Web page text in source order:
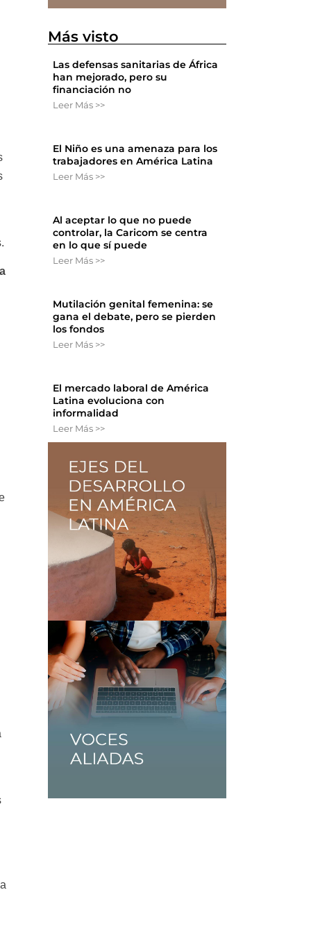
Más visto
Las defensas sanitarias de África
han mejorado, pero su
financiación no
Leer Más >>
El Niño es una amenaza para los
trabajadores en América Latina
Leer Más >>
Al aceptar lo que no puede
controlar, la Caricom se centra
en lo que sí puede
Leer Más >>
Mutilación genital femenina: se
gana el debate, pero se pierden
los fondos
Leer Más >>
El mercado laboral de América
Latina evoluciona con
informalidad
Leer Más >>